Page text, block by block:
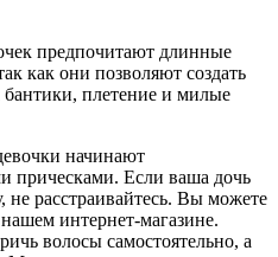
предпочитают длинные
как они позволяют создать
бантики, плетение и милые
начинают
прическами. Если ваша дочь
расстраивайтесь. Вы можете
интернет-магазине.
волосы самостоятельно, а